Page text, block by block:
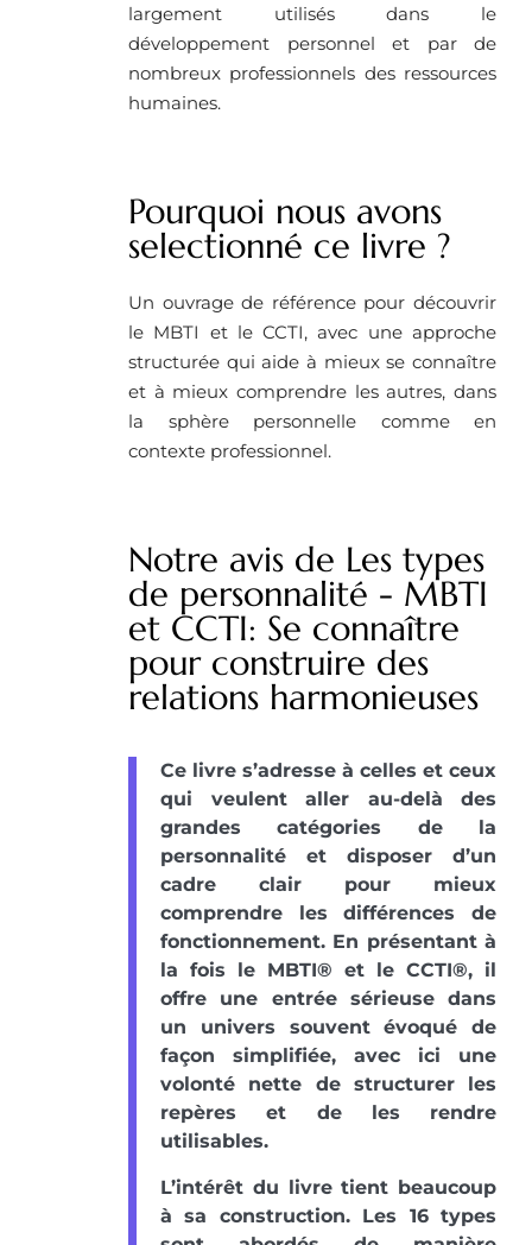
largement utilisés dans le
développement personnel et par de
nombreux professionnels des ressources
humaines.
Pourquoi nous avons
selectionné ce livre ?
Un ouvrage de référence pour découvrir
le MBTI et le CCTI, avec une approche
structurée qui aide à mieux se connaître
et à mieux comprendre les autres, dans
la sphère personnelle comme en
contexte professionnel.
Notre avis de Les types
de personnalité - MBTI
et CCTI: Se connaître
pour construire des
relations harmonieuses
Ce livre s’adresse à celles et ceux
qui veulent aller au-delà des
grandes catégories de la
personnalité et disposer d’un
cadre clair pour mieux
comprendre les différences de
fonctionnement. En présentant à
la fois le MBTI® et le CCTI®, il
offre une entrée sérieuse dans
un univers souvent évoqué de
façon simplifiée, avec ici une
volonté nette de structurer les
repères et de les rendre
utilisables.
L’intérêt du livre tient beaucoup
à sa construction. Les 16 types